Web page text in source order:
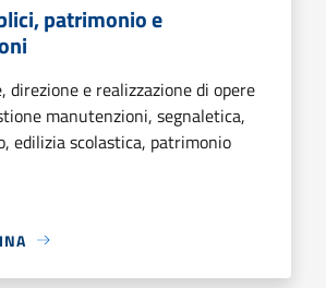
patrimonio e
direzione e realizzazione di opere
manutenzioni, segnaletica,
edilizia scolastica, patrimonio